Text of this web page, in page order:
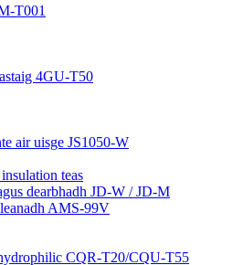
T001
4GU-T50
air uisge JS1050-W
teas
dearbhadh JD-W / JD-M
AMS-99V
CQR-T20/CQU-T55